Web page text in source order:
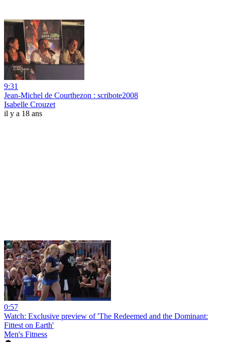
9:31
Jean-Michel de Courthezon : scribote2008
Isabelle Crouzet
il y a 18 ans
0:57
Watch: Exclusive preview of 'The Redeemed and the Dominant:
Fittest on Earth'
Men's Fitness